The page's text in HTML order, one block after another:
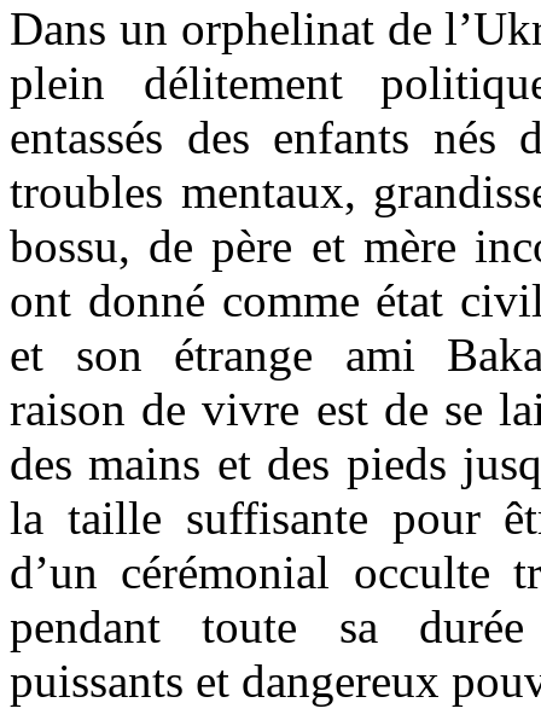
Dans un orphelinat de
plein délitement
entassés des enfants
troubles mentaux,
bossu, de père et mère
ont donné comme état
et son étrange ami
raison de vivre est de se
des mains et des pieds
la taille suffisante pour
d’un cérémonial occulte
pendant toute sa
puissants et dangereux